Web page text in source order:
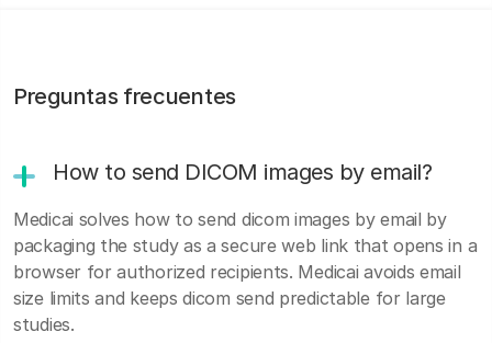
Preguntas frecuentes
How to send DICOM images by email?
Medicai solves how to send dicom images by email by
packaging the study as a secure web link that opens in a
browser for authorized recipients. Medicai avoids email
size limits and keeps dicom send predictable for large
studies.